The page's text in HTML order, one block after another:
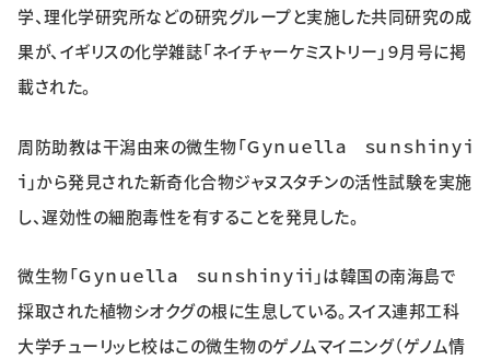
学生社会
特集・企画
イベント
学生記者募集 お問い合わせ
学、理化学研究所などの研究グループと実施した共同研究の成
果が、イギリスの化学雑誌「ネイチャーケミストリー」９月号に掲
載された。
周防助教は干潟由来の微生物「Ｇｙｎｕｅｌｌａ ｓｕｎｓｈｉｎｙｉ
ｉ」から発見された新奇化合物ジャヌスタチンの活性試験を実施
し、遅効性の細胞毒性を有することを発見した。
微生物「Ｇｙｎｕｅｌｌａ ｓｕｎｓｈｉｎｙｉｉ」は韓国の南海島で
採取された植物シオクグの根に生息している。スイス連邦工科
大学チューリッヒ校はこの微生物のゲノムマイニング（ゲノム情